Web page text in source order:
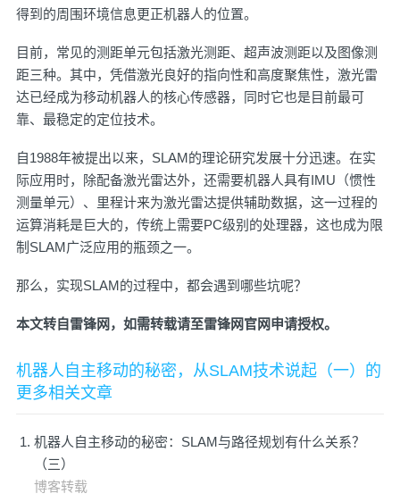
得到的周围环境信息更正机器人的位置。
目前，常见的测距单元包括激光测距、超声波测距以及图像测
距三种。其中，凭借激光良好的指向性和高度聚焦性，激光雷
达已经成为移动机器人的核心传感器，同时它也是目前最可
靠、最稳定的定位技术。
自1988年被提出以来，SLAM的理论研究发展十分迅速。在实
际应用时，除配备激光雷达外，还需要机器人具有IMU（惯性
测量单元）、里程计来为激光雷达提供辅助数据，这一过程的
运算消耗是巨大的，传统上需要PC级别的处理器，这也成为限
制SLAM广泛应用的瓶颈之一。
那么，实现SLAM的过程中，都会遇到哪些坑呢？
本文转自雷锋网，如需转载请至雷锋网官网申请授权。
机器人自主移动的秘密，从SLAM技术说起（一）的
更多相关文章
机器人自主移动的秘密：SLAM与路径规划有什么关系？
（三）
博客转载